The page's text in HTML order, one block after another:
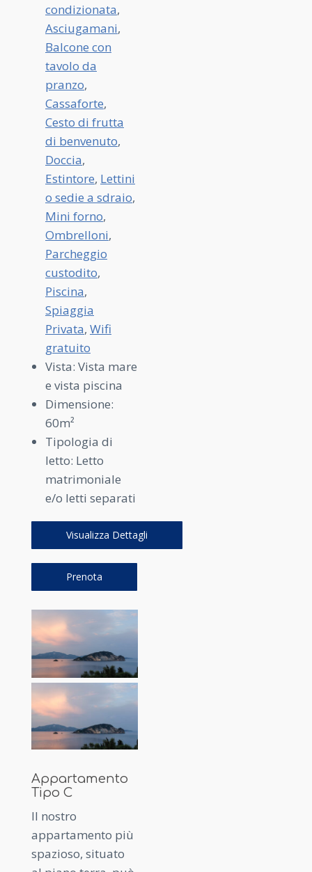
condizionata,
Asciugamani,
Balcone con
tavolo da
pranzo,
Cassaforte,
Cesto di frutta
di benvenuto,
Doccia,
Estintore, Lettini
o sedie a sdraio,
Mini forno,
Ombrelloni,
Parcheggio
custodito,
Piscina,
Spiaggia
Privata, Wifi
gratuito
Vista: Vista mare
e vista piscina
Dimensione:
60m²
Tipologia di
letto: Letto
matrimoniale
e/o letti separati
Visualizza Dettagli
Prenota
Appartamento
Tipo C
Il nostro
appartamento più
spazioso, situato